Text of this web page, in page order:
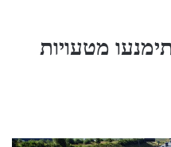
מטעויות